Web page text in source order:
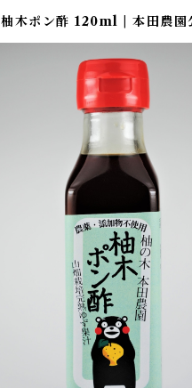
柚木ポン酢 120ml | 本田農園